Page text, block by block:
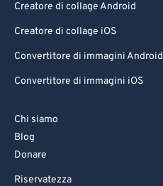
Creatore di collage Android
Creatore di collage iOS
Convertitore di immagini Android
Convertitore di immagini iOS
Chi siamo
Blog
Donare
Riservatezza